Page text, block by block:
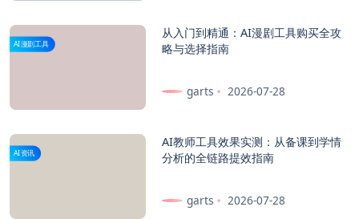
AI漫剧工具
从入门到精通：AI漫剧工具购买全攻
略与选择指南
garts 2026-07-28
AI资讯
AI教师工具效果实测：从备课到学情
分析的全链路提效指南
garts 2026-07-28